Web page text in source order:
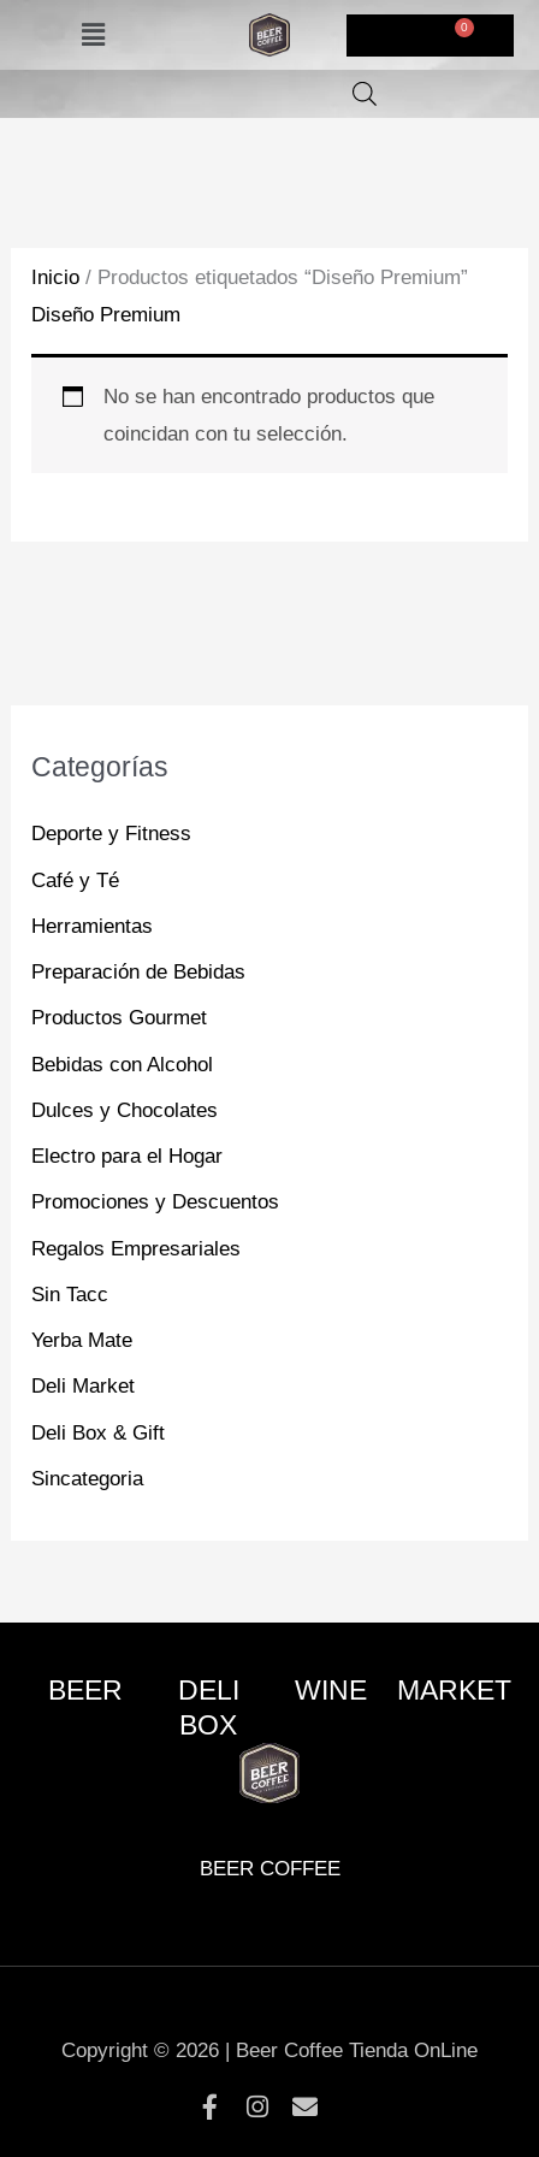
Menú
Categorías
Deporte y Fitness
Café y Té
Herramientas
Preparación de Bebidas
Productos Gourmet
Bebidas con Alcohol
Dulces y Chocolates
Electro para el Hogar
Promociones y Descuentos
Regalos Empresariales
Sin Tacc
Yerba Mate
Deli Market
Deli Box & Gift
Sincategoria
Inicio / Productos etiquetados “Diseño Premium”
Diseño Premium
No se han encontrado productos que
coincidan con tu selección.
BEER
DELI
BOX
WINE MARKET
BEER COFFEE
Copyright © 2026 | Beer Coffee Tienda OnLine